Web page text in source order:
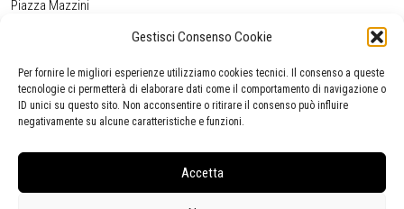
Gestisci Consenso Cookie
Per fornire le migliori esperienze utilizziamo cookies tecnici. Il consenso a queste
tecnologie ci permetterà di elaborare dati come il comportamento di navigazione o
ID unici su questo sito. Non acconsentire o ritirare il consenso può influire
negativamente su alcune caratteristiche e funzioni.
Accetta
Piazza Mazzini
Cell:+39 338 5714978 (orario apertura Galleria)
Tel:
+39 0584 944580
(orario 09.00/13.00)
Email:gamc@comune.viareggio.lu.it
Segnalazione di inaccessibilità